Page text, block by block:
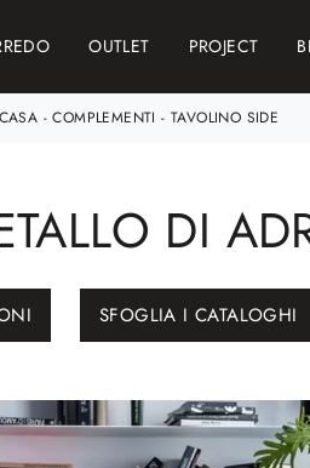
OUTLET PROJECT
-COMPLEMENTI -TAVOLINO SIDE
DI
SFOGLIA I CATALOGHI